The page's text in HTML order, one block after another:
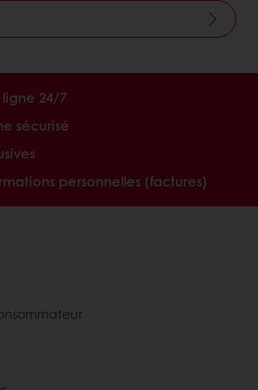
24/7
sécurisé
personnelles (factures)